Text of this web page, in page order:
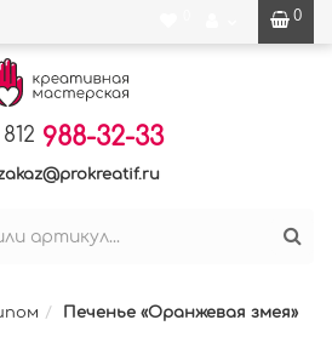
0
988-32-33
Печенье «Оранжевая змея»